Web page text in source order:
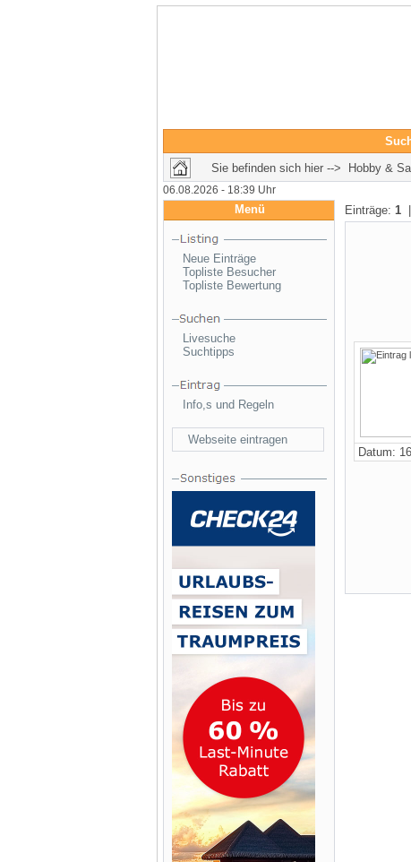
Sie befinden sich hier --> Hobby &
06.08.2026 - 18:39 Uhr
Menü
Neue Einträge
Topliste Besucher
Topliste Bewertung
Livesuche
Suchtipps
Info,s und Regeln
Webseite eintragen
Einträge: 1
Datum: